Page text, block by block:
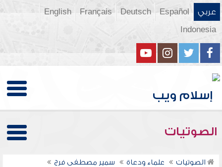
عربي Español
Deutsch
Français
English
Indonesia
الصوتيات
الصوتيات علماء ودعاة
سمير مصطفى فرج